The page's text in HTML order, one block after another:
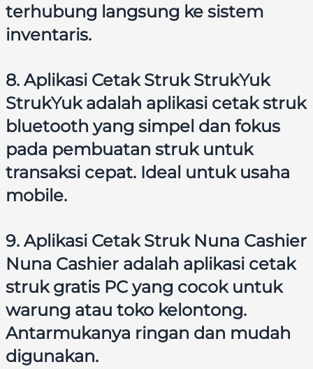
terhubung langsung ke sistem
inventaris.
8. Aplikasi Cetak Struk StrukYuk
StrukYuk adalah aplikasi cetak struk
bluetooth yang simpel dan fokus
pada pembuatan struk untuk
transaksi cepat. Ideal untuk usaha
mobile.
9. Aplikasi Cetak Struk Nuna Cashier
Nuna Cashier adalah aplikasi cetak
struk gratis PC yang cocok untuk
warung atau toko kelontong.
Antarmukanya ringan dan mudah
digunakan.